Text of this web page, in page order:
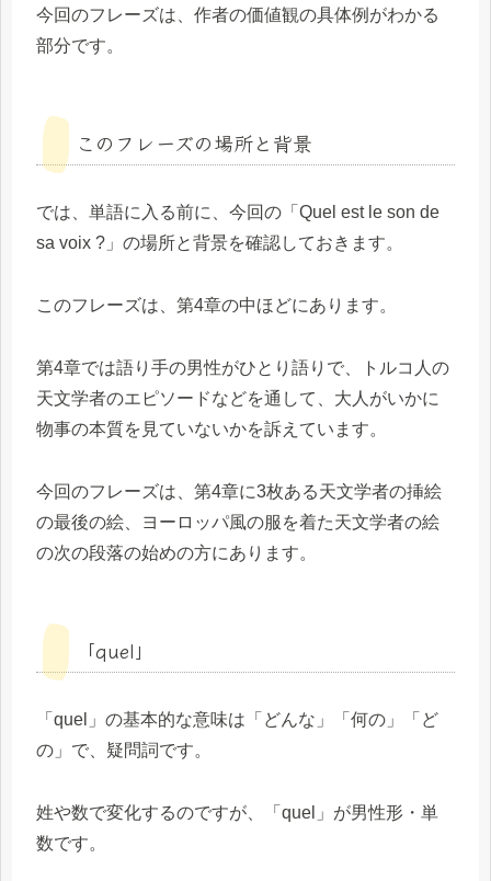
今回のフレーズは、作者の価値観の具体例がわかる
部分です。
このフレーズの場所と背景
では、単語に入る前に、今回の「Quel est le son de
sa voix ?」の場所と背景を確認しておきます。
このフレーズは、第4章の中ほどにあります。
第4章では語り手の男性がひとり語りで、トルコ人の
天文学者のエピソードなどを通して、大人がいかに
物事の本質を見ていないかを訴えています。
今回のフレーズは、第4章に3枚ある天文学者の挿絵
の最後の絵、ヨーロッパ風の服を着た天文学者の絵
の次の段落の始めの方にあります。
「quel」
「quel」の基本的な意味は「どんな」「何の」「ど
の」で、疑問詞です。
姓や数で変化するのですが、「quel」が男性形・単
数です。